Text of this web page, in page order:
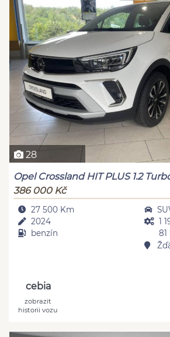
28
Opel Crossland HIT PLUS 1.2
386 000 Kč
27 500 Km
2024
benzín
1
81
cebia
zobrazit
historii vozu